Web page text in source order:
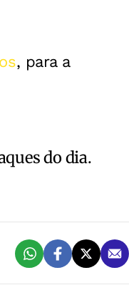
, para a
do dia.